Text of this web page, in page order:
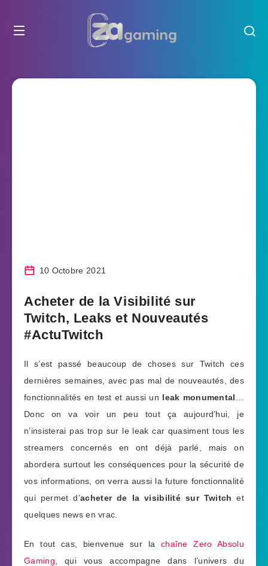
10 Octobre 2021
Acheter de la Visibilité sur
Twitch, Leaks et Nouveautés
#ActuTwitch
Il s’est passé beaucoup de choses sur Twitch ces
dernières semaines, avec pas mal de nouveautés, des
fonctionnalités en test et aussi un leak monumental
Donc on va voir un peu tout ça aujourd’hui, je
n’insisterai pas trop sur le leak car quasiment tous les
streamers concernés en ont déjà parlé, mais on
abordera surtout les conséquences pour la sécurité de
vos informations, on verra aussi la future fonctionnalité
qui permet d’acheter de la visibilité sur Twitch et
quelques news en vrac.
En tout cas, bienvenue sur la chaîne Zero Absolu
Gaming , qui vous accompagne dans l’univers du